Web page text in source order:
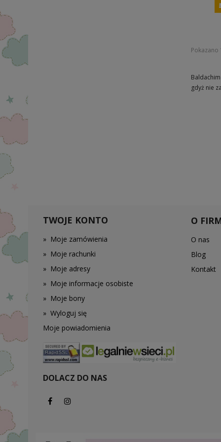
Pokazano
gdyż nie
TWOJE KONTO
» Moje zamówienia
» Moje rachunki
» Moje adresy
» Moje informacje osobiste
» Moje bony
» Wyloguj się
Moje powiadomienia
DOLACZ DO NAS
O
O nas
Blog
Kontakt